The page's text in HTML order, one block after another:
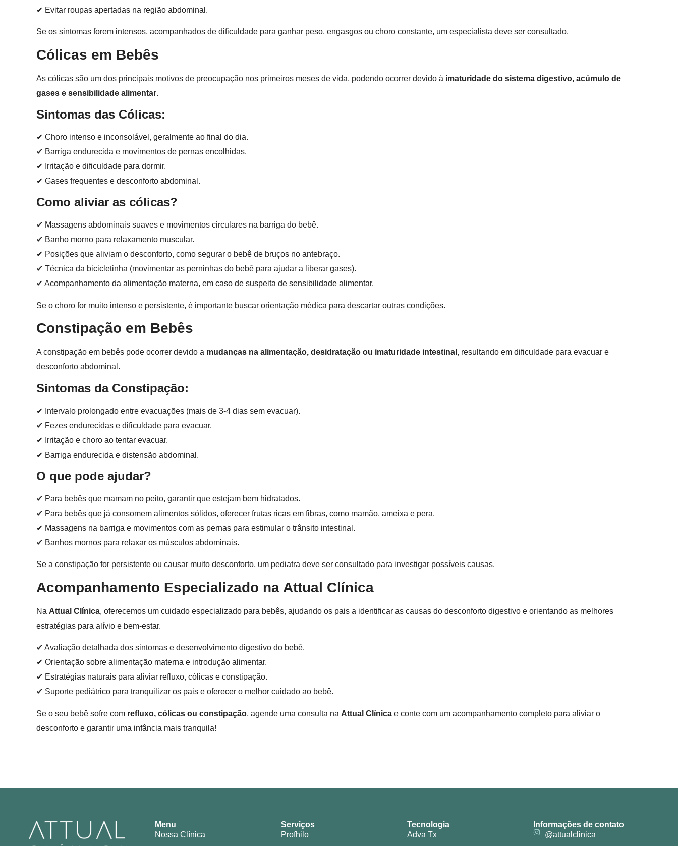
✔ Evitar roupas apertadas na região abdominal.
Se os sintomas forem intensos, acompanhados de dificuldade para ganhar peso, engasgos ou choro constante, um especialista deve ser consultado.
Cólicas em Bebês
As cólicas são um dos principais motivos de preocupação nos primeiros meses de vida, podendo ocorrer devido à imaturidade do sistema digestivo, acúmulo de
gases e sensibilidade alimentar.
Sintomas das Cólicas:
✔ Choro intenso e inconsolável, geralmente ao final do dia.
✔ Barriga endurecida e movimentos de pernas encolhidas.
✔ Irritação e dificuldade para dormir.
✔ Gases frequentes e desconforto abdominal.
Como aliviar as cólicas?
✔ Massagens abdominais suaves e movimentos circulares na barriga do bebê.
✔ Banho morno para relaxamento muscular.
✔ Posições que aliviam o desconforto, como segurar o bebê de bruços no antebraço.
✔ Técnica da bicicletinha (movimentar as perninhas do bebê para ajudar a liberar gases).
✔ Acompanhamento da alimentação materna, em caso de suspeita de sensibilidade alimentar.
Se o choro for muito intenso e persistente, é importante buscar orientação médica para descartar outras condições.
Constipação em Bebês
A constipação em bebês pode ocorrer devido a mudanças na alimentação, desidratação ou imaturidade intestinal , resultando em dificuldade para evacuar e
desconforto abdominal.
Sintomas da Constipação:
✔ Intervalo prolongado entre evacuações (mais de 3-4 dias sem evacuar).
✔ Fezes endurecidas e dificuldade para evacuar.
✔ Irritação e choro ao tentar evacuar.
✔ Barriga endurecida e distensão abdominal.
O que pode ajudar?
✔ Para bebês que mamam no peito, garantir que estejam bem hidratados.
✔ Para bebês que já consomem alimentos sólidos, oferecer frutas ricas em fibras, como mamão, ameixa e pera.
✔ Massagens na barriga e movimentos com as pernas para estimular o trânsito intestinal.
✔ Banhos mornos para relaxar os músculos abdominais.
Se a constipação for persistente ou causar muito desconforto, um pediatra deve ser consultado para investigar possíveis causas.
Acompanhamento Especializado na Attual Clínica
Na Attual Clínica, oferecemos um cuidado especializado para bebês, ajudando os pais a identificar as causas do desconforto digestivo e orientando as melhores
estratégias para alívio e bem-estar.
✔ Avaliação detalhada dos sintomas e desenvolvimento digestivo do bebê.
✔ Orientação sobre alimentação materna e introdução alimentar.
✔ Estratégias naturais para aliviar refluxo, cólicas e constipação.
✔ Suporte pediátrico para tranquilizar os pais e oferecer o melhor cuidado ao bebê.
Se o seu bebê sofre com refluxo, cólicas ou constipação, agende uma consulta na Attual Clínica e conte com um acompanhamento completo para aliviar o
desconforto e garantir uma infância mais tranquila!
Menu
Nossa Clínica
Serviços
Profhilo
Tecnologia
Adva Tx
Informações de contato
@attualclinica